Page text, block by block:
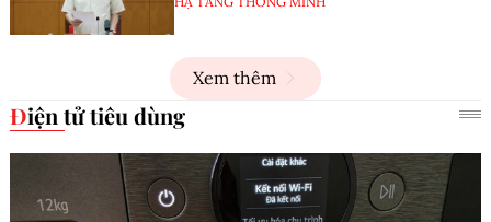
Xem thêm
Điện tử tiêu dùng